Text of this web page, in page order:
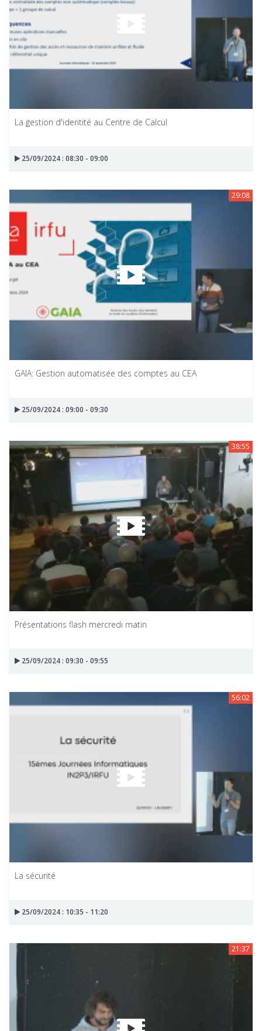
La gestion d'identité au Centre de Calcul
25/09/2024 : 08:30 - 09:00
29:08
GAIA: Gestion automatisée des comptes au CEA
25/09/2024 : 09:00 - 09:30
38:55
Présentations flash mercredi matin
25/09/2024 : 09:30 - 09:55
56:02
La sécurité
25/09/2024 : 10:35 - 11:20
21:37